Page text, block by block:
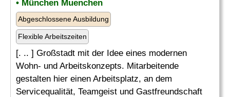
• München Muenchen
Abgeschlossene Ausbildung
Flexible Arbeitszeiten
[. .. ] Großstadt mit der Idee eines modernen
Wohn- und Arbeitskonzepts. Mitarbeitende
gestalten hier einen Arbeitsplatz, an dem
Servicequalität, Teamgeist und Gastfreundschaft